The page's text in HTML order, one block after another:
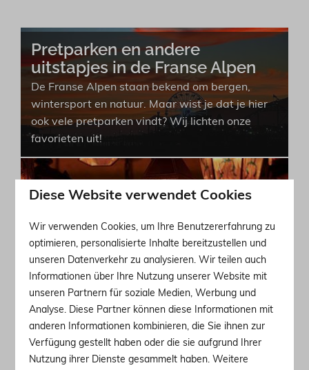
Pretparken en andere
uitstapjes in de Franse Alpen
De Franse Alpen staan bekend om bergen,
wintersport en natuur. Maar wist je dat je hier
ook vele pretparken vindt? Wij lichten onze
favorieten uit!
Vier de Savoie: ontdek de beste
Ontdek de rijke tradities en levendige festivals
van de Franse Alpen bij Villa Parcs; van
kaasfeesten tot muziekevenementen!
Musea in de Franse Alpen
Naast natuur en avontuur zijn in de Franse
Diese Website verwendet Cookies
Wir verwenden Cookies, um Ihre Benutzererfahrung zu
optimieren, personalisierte Inhalte bereitzustellen und
unseren Datenverkehr zu analysieren. Wir teilen auch
Informationen über Ihre Nutzung unserer Website mit
unseren Partnern für soziale Medien, Werbung und
Analyse. Diese Partner können diese Informationen mit
anderen Informationen kombinieren, die Sie ihnen zur
Verfügung gestellt haben oder die sie aufgrund Ihrer
Nutzung ihrer Dienste gesammelt haben. Weitere